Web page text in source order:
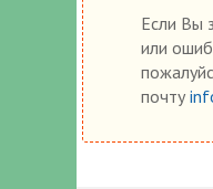
Если Вы
или
почту